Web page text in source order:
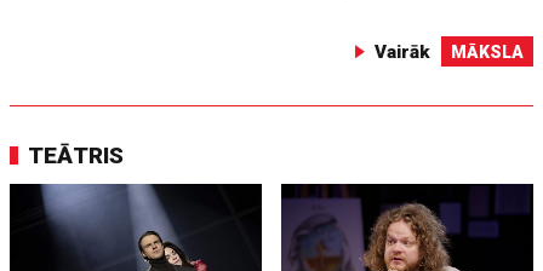
Vairāk MĀKSLA
TEĀTRIS